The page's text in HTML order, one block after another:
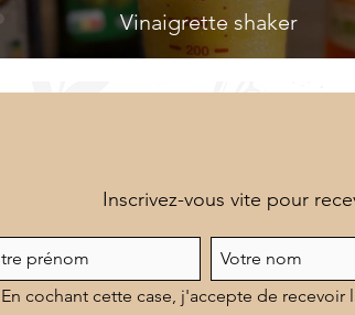
Vinaigrette shaker
Inscrivez-vous vite pour
En cochant cette case, j'accepte de recevoir